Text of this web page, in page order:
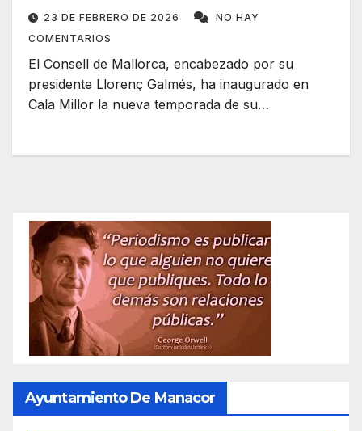
23 DE FEBRERO DE 2026
NO HAY
COMENTARIOS
El Consell de Mallorca, encabezado por su
presidente Llorenç Galmés, ha inaugurado en
Cala Millor la nueva temporada de su…
Ayuntamiento De Manacor